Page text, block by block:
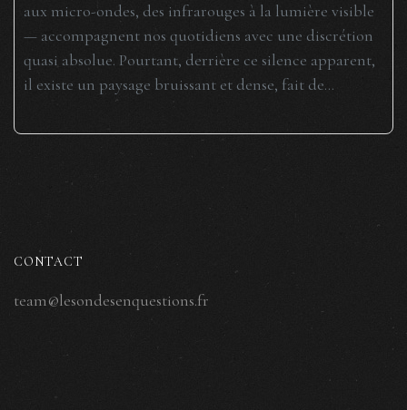
aux micro-ondes, des infrarouges à la lumière visible
— accompagnent nos quotidiens avec une discrétion
quasi absolue. Pourtant, derrière ce silence apparent,
il existe un paysage bruissant et dense, fait de...
CONTACT
team@lesondesenquestions.fr